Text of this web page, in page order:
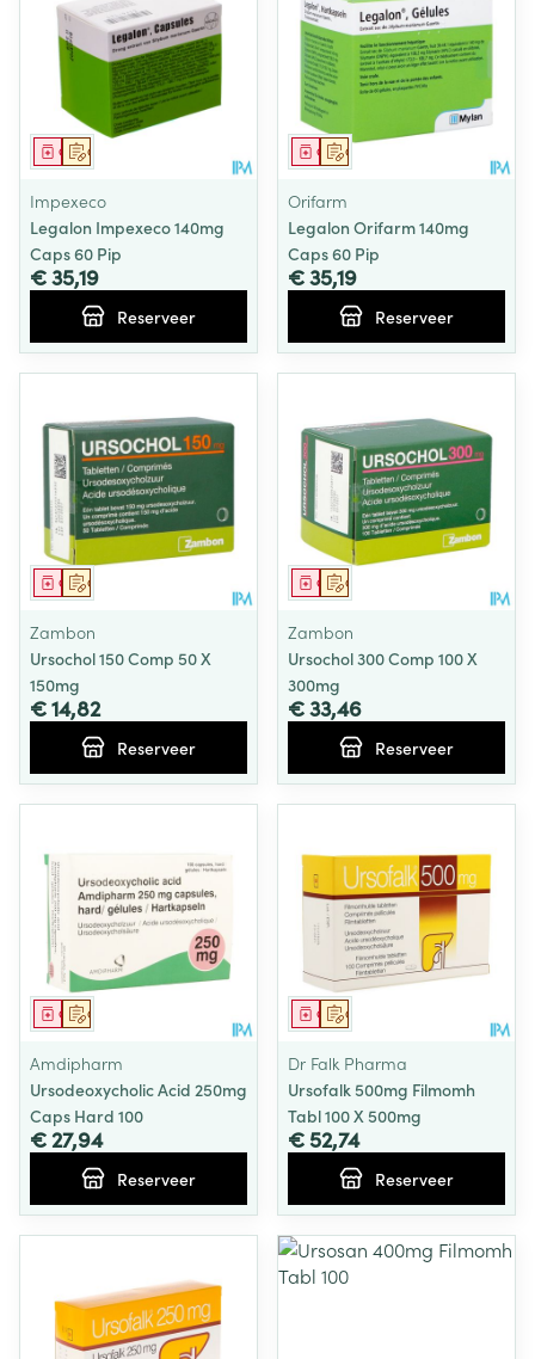
Op voorschrift
Geneesmiddel
Impexeco
Legalon Impexeco 140mg
Caps 60 Pip
€ 35,19
Reserveer
Op voorschrift
Geneesmiddel
Orifarm
Legalon Orifarm 140mg
Caps 60 Pip
€ 35,19
Reserveer
Op voorschrift
Geneesmiddel
Zambon
Ursochol 150 Comp 50 X
150mg
€ 14,82
Reserveer
Op voorschrift
Geneesmiddel
Zambon
Ursochol 300 Comp 100 X
300mg
€ 33,46
Reserveer
Op voorschrift
Geneesmiddel
Amdipharm
Ursodeoxycholic Acid 250mg
Caps Hard 100
€ 27,94
Reserveer
Op voorschrift
Geneesmiddel
Dr Falk Pharma
Ursofalk 500mg Filmomh
Tabl 100 X 500mg
€ 52,74
Reserveer